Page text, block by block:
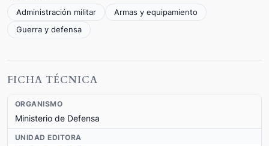
Administración militar
Armas y equipamiento
Guerra y defensa
FICHA TÉCNICA
ORGANISMO
Ministerio de Defensa
UNIDAD EDITORA